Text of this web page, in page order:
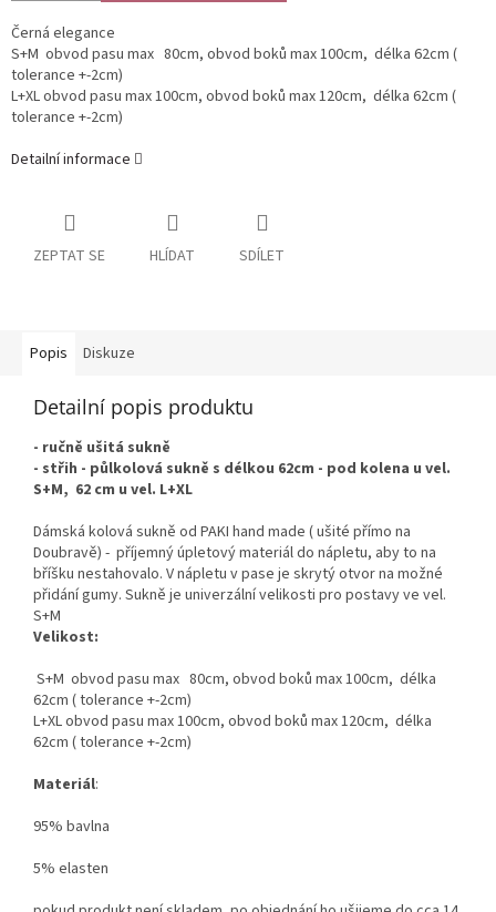
Černá elegance
S+M obvod pasu max 80cm, obvod boků max 100cm, délka 62cm (
tolerance +-2cm)
L+XL obvod pasu max 100cm, obvod boků max 120cm, délka 62cm (
tolerance +-2cm)
Detailní informace
ZEPTAT SE HLÍDAT SDÍLET
Popis Diskuze
Detailní popis produktu
- ručně ušitá sukně
- střih - půlkolová sukně s délkou 62cm - pod kolena u vel.
S+M, 62 cm u vel. L+XL
Dámská kolová sukně od PAKI hand made ( ušité přímo na
Doubravě) - příjemný úpletový materiál do nápletu, aby to na
bříšku nestahovalo. V nápletu v pase je skrytý otvor na možné
přidání gumy. Sukně je univerzální velikosti pro postavy ve vel.
S+M
Velikost:
​ S+M obvod pasu max 80cm, obvod boků max 100cm, délka
62cm ( tolerance +-2cm)
L+XL obvod pasu max 100cm, obvod boků max 120cm, délka
62cm ( tolerance +-2cm)
Materiál:
95% bavlna
5% elasten